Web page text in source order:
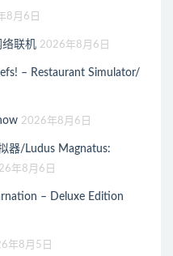
8月6日
联机 2026年8月6日
– Restaurant Simulator/
2026年8月6日
器/Ludus Magnatus:
年8月6日
– Deluxe Edition
年8月5日